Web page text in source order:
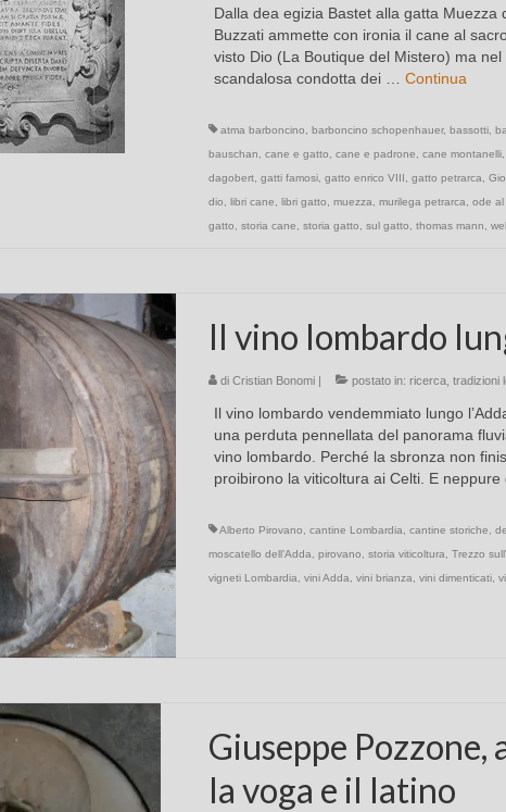
Dalla dea egizia Bastet alla gatta
Buzzati ammette con ironia il cane al
visto Dio (La Boutique del Mistero) ma
scandalosa condotta dei … Continua
atma barboncino barboncino schopenhauer, bassotti,
bauschan
cane e gatto cane e padrone cane montanelli,
dagobert, gatti famosi, gatto enrico VIII gatto petrarca
dio
libri cane libri gatto muezza murilega petrarca ode al
gatto
storia cane storia gatto sul gatto thomas mann
Il vino lombardo
di Cristian Bonomi| postato in: ricerca, tradizioni
Il vino lombardo vendemmiato lungo
una perduta pennellata del panorama
vino lombardo. Perché la sbronza non
proibirono la viticoltura ai Celti. E
Alberto Pirovano cantine Lombardia cantine storiche
moscatello dell’Adda
pirovano storia viticoltura Trezzo
vigneti Lombardia
vini Adda vini brianza vini dimenticati,
Giuseppe Pozzone,
la voga e il latino